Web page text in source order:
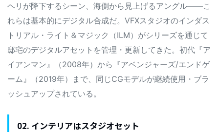
ヘリが降下するシーン、海側から見上げるアングル——こ
れらは基本的にデジタル合成だ。VFXスタジオのインダス
トリアル・ライト＆マジック（ILM）がシリーズを通じて
邸宅のデジタルアセットを管理・更新してきた。初代『ア
イアンマン』（2008年）から『アベンジャーズ/エンドゲ
ーム』（2019年）まで、同じCGモデルが継続使用・ブラ
ッシュアップされている。
02. インテリアはスタジオセット